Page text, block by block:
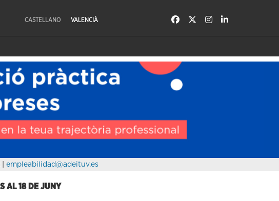
CASTELLANO VALENCIÀ
empleabilidad@adeituv.es
AL 18 DE JUNY